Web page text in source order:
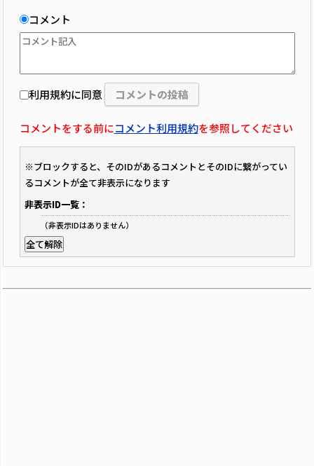
コメント
利用規約に同意
コメントをする前にコメント利用規約を参照してください
※ブロックすると、そのIDがあるコメントとそのIDに繋がってい
るコメントが全て非表示になります
非表示ID一覧：
（非表示IDはありません）
全て解除